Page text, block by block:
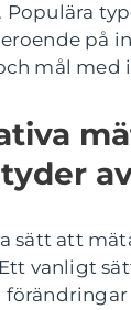
på
mål med
sätt att
vanligt